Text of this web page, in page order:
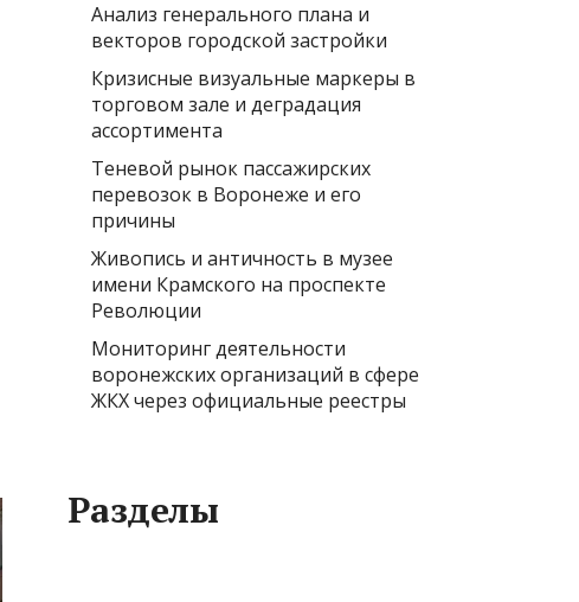
Анализ генерального плана и
векторов городской застройки
Кризисные визуальные маркеры в
торговом зале и деградация
ассортимента
Теневой рынок пассажирских
перевозок в Воронеже и его
причины
Живопись и античность в музее
имени Крамского на проспекте
Революции
Мониторинг деятельности
воронежских организаций в сфере
ЖКХ через официальные реестры
Разделы